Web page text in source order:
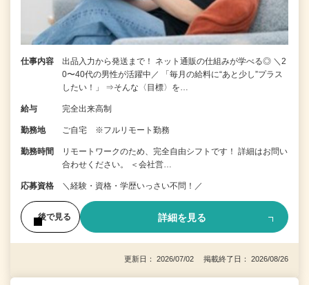
仕事内容
出品入力から発送まで！ ネット通販の仕組みが学べる◎ ＼2
0〜40代の男性が活躍中／ 「毎月の給料に“あと少し”プラス
したい！」 ⇒そんな〈目標〉を…
給与 完全出来高制
勤務地 ご自宅 ※フルリモート勤務
勤務時間
リモートワークのため、完全自由シフトです！ 詳細はお問い
合わせください。 ＜会社営…
応募資格 ＼経験・資格・学歴いっさい不問！／
後で見る 詳細を見る
更新日： 2026/07/02 掲載終了日： 2026/08/26